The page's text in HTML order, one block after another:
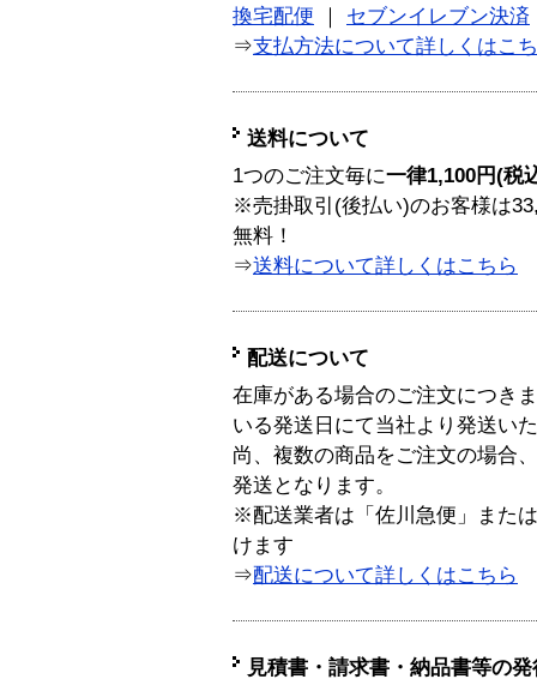
換宅配便
セブンイレブン決済
⇒支払方法について詳しくはこ
送料について
1つのご注文毎に一律1,100円(税
※売掛取引(後払い)のお客様は
無料！
⇒送料について詳しくはこちら
配送について
在庫がある場合のご注文につき
いる発送日にて当社より発送い
尚、複数の商品をご注文の場合
発送となります。
※配送業者は「佐川急便」また
けます
⇒配送について詳しくはこちら
見積書・請求書・納品書等の